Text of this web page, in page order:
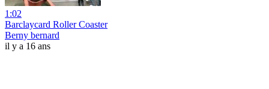
1:02
Barclaycard Roller Coaster
Berny bernard
il y a 16 ans